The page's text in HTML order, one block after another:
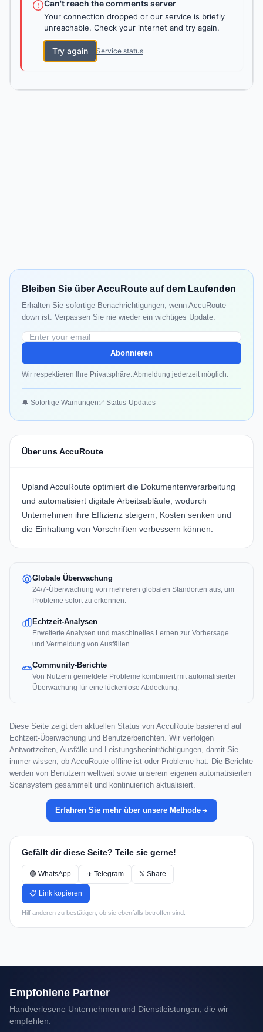
Can't reach the comments server
Your connection dropped or our service is briefly
unreachable. Check your internet and try again.
Try again Service status
Bleiben Sie über AccuRoute auf dem Laufenden
Erhalten Sie sofortige Benachrichtigungen, wenn AccuRoute
down ist. Verpassen Sie nie wieder ein wichtiges Update.
Abonnieren
Wir respektieren Ihre Privatsphäre. Abmeldung jederzeit möglich.
🔔 Sofortige Warnungen✅ Status-Updates
Über uns AccuRoute
Upland AccuRoute optimiert die Dokumentenverarbeitung
und automatisiert digitale Arbeitsabläufe, wodurch
Unternehmen ihre Effizienz steigern, Kosten senken und
die Einhaltung von Vorschriften verbessern können.
Globale Überwachung
24/7-Überwachung von mehreren globalen Standorten aus, um
Probleme sofort zu erkennen.
Echtzeit-Analysen
Erweiterte Analysen und maschinelles Lernen zur Vorhersage
und Vermeidung von Ausfällen.
Community-Berichte
Von Nutzern gemeldete Probleme kombiniert mit automatisierter
Überwachung für eine lückenlose Abdeckung.
Diese Seite zeigt den aktuellen Status von AccuRoute basierend auf
Echtzeit-Überwachung und Benutzerberichten. Wir verfolgen
Antwortzeiten, Ausfälle und Leistungsbeeinträchtigungen, damit Sie
immer wissen, ob AccuRoute offline ist oder Probleme hat. Die Berichte
werden von Benutzern weltweit sowie unserem eigenen automatisierten
Scansystem gesammelt und kontinuierlich aktualisiert.
Erfahren Sie mehr über unsere Methode
Gefällt dir diese Seite? Teile sie gerne!
🟢 WhatsApp ✈️ Telegram 𝕏 Share
📋 Link kopieren
Hilf anderen zu bestätigen, ob sie ebenfalls betroffen sind.
Empfohlene Partner
Handverlesene Unternehmen und Dienstleistungen, die wir
empfehlen.